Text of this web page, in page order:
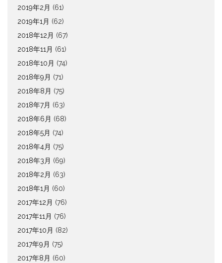
2019年2月 (61)
2019年1月 (62)
2018年12月 (67)
2018年11月 (61)
2018年10月 (74)
2018年9月 (71)
2018年8月 (75)
2018年7月 (63)
2018年6月 (68)
2018年5月 (74)
2018年4月 (75)
2018年3月 (69)
2018年2月 (63)
2018年1月 (60)
2017年12月 (76)
2017年11月 (76)
2017年10月 (82)
2017年9月 (75)
2017年8月 (60)